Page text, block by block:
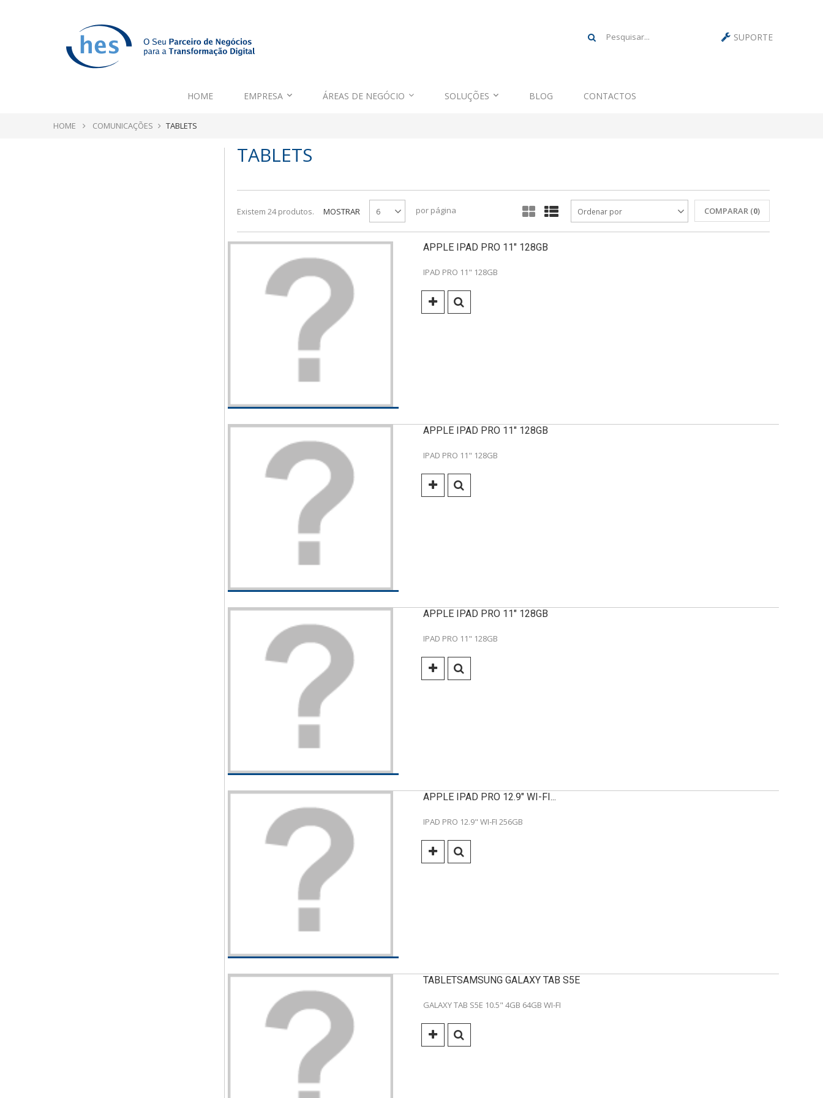
SUPORTE
HOME EMPRESA ÁREAS DE NEGÓCIO SOLUÇÕES BLOG CONTACTOS
HOME COMUNICAÇÕES TABLETS
TABLETS
Existem 24 produtos. MOSTRAR 6 por página COMPARAR (0)
Ordenar por
APPLE IPAD PRO 11" 128GB
IPAD PRO 11" 128GB
APPLE IPAD PRO 11" 128GB
IPAD PRO 11" 128GB
APPLE IPAD PRO 11" 128GB
IPAD PRO 11" 128GB
APPLE IPAD PRO 12.9" WI-FI...
IPAD PRO 12.9" WI-FI 256GB
TABLETSAMSUNG GALAXY TAB S5E
GALAXY TAB S5E 10.5" 4GB 64GB WI-FI